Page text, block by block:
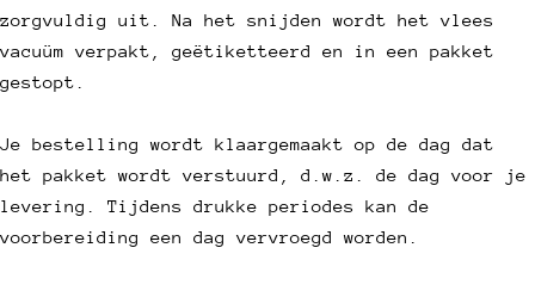
zorgvuldig uit. Na het snijden wordt het vlees
vacuüm verpakt, geëtiketteerd en in een pakket
gestopt.
Je bestelling wordt klaargemaakt op de dag dat
het pakket wordt verstuurd, d.w.z. de dag voor je
levering. Tijdens drukke periodes kan de
voorbereiding een dag vervroegd worden.